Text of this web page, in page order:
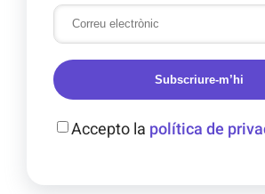
Subscriure-m’hi
Accepto la política de